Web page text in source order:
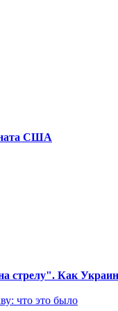
США
стрелу". Как
что это было